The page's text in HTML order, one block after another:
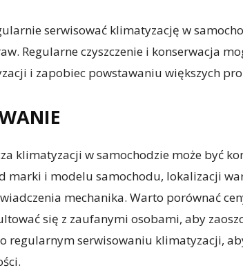
serwisować klimatyzację w
Regularne czyszczenie i konserwacja
i zapobiec powstawaniu większych
klimatyzacji w samochodzie może być
marki i modelu samochodu, lokalizacji
mechanika. Warto porównać
się z zaufanymi osobami, aby
regularnym serwisowaniu klimatyzacji,